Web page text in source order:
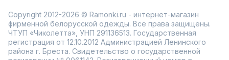
Copyright 2012-2026 © Ramonki.ru - интернет-магазин
фирменной белорусской одежды. Все права защищены.
ЧТУП «Чиколетта», УНП 291136513. Государственная
регистрация от 12.10.2012 Администрацией Ленинского
района г. Бреста. Свидетельство о государственной